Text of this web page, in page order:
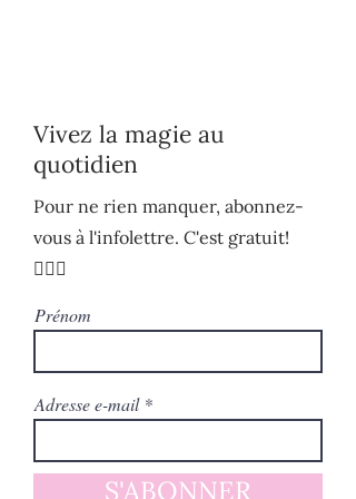
Vivez la magie au
quotidien
Pour ne rien manquer, abonnez-
vous à l'infolettre. C'est gratuit!
🧚🏻‍♀️
Prénom
Adresse e-mail
S'ABONNER